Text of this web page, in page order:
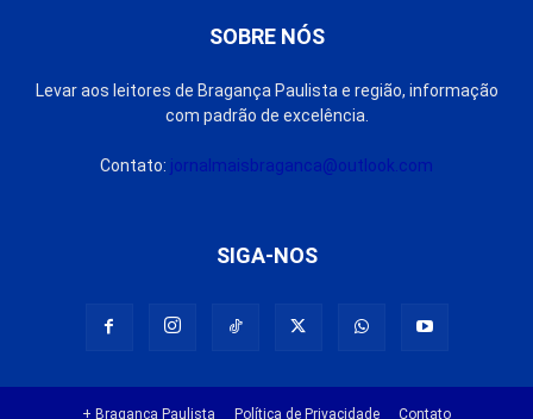
SOBRE NÓS
Levar aos leitores de Bragança Paulista e região, informação
com padrão de excelência.
Contato: jornalmaisbraganca@outlook.com
SIGA-NOS
+ Bragança Paulista Política de Privacidade Contato